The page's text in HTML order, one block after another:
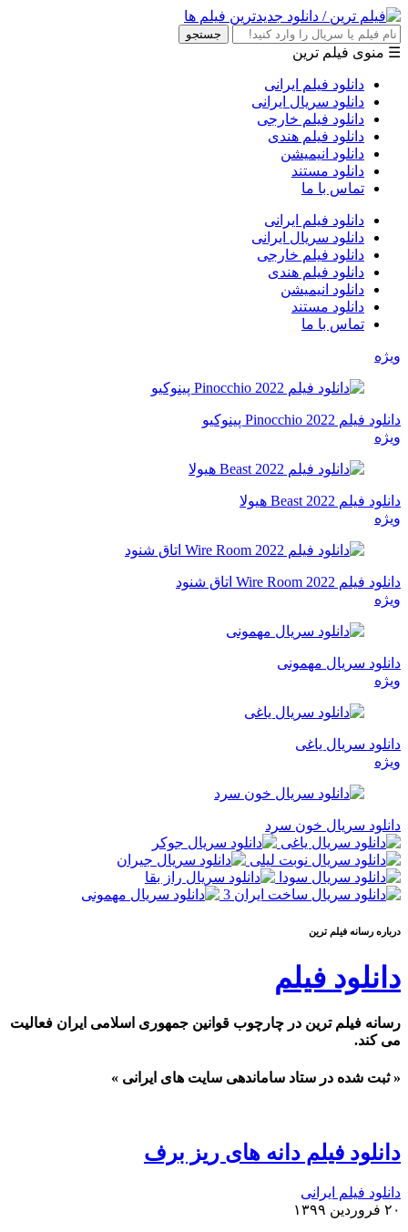
جستجو
☰ منوی فیلم ترین
دانلود فیلم ایرانی
دانلود سریال ایرانی
دانلود فیلم خارجی
دانلود فیلم هندی
دانلود انیمیشن
دانلود مستند
تماس با ما
دانلود فیلم ایرانی
دانلود سریال ایرانی
دانلود فیلم خارجی
دانلود فیلم هندی
دانلود انیمیشن
دانلود مستند
تماس با ما
ویژه
دانلود فیلم Pinocchio 2022 پینوکیو
ویژه
دانلود فیلم Beast 2022 هیولا
ویژه
دانلود فیلم Wire Room 2022 اتاق شنود
ویژه
دانلود سریال مهمونی
ویژه
دانلود سریال یاغی
ویژه
دانلود سریال خون سرد
درباره رسانه فيلم ترين
دانلود فیلم
رسانه فیلم ترین در چارچوب قوانین جمهوری اسلامی ایران فعالیت
می کند.
« ثبت شده در ستاد ساماندهی سایت های ایرانی »
دانلود فیلم دانه های ریز برف
دانلود فیلم ایرانی
۲۰ فروردین ۱۳۹۹